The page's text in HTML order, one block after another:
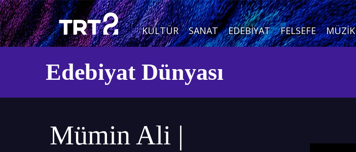
KÜLTÜR SANAT EDEBIYAT FELSEFE MÜZIK
Edebiyat Dünyası
Mümin Ali |